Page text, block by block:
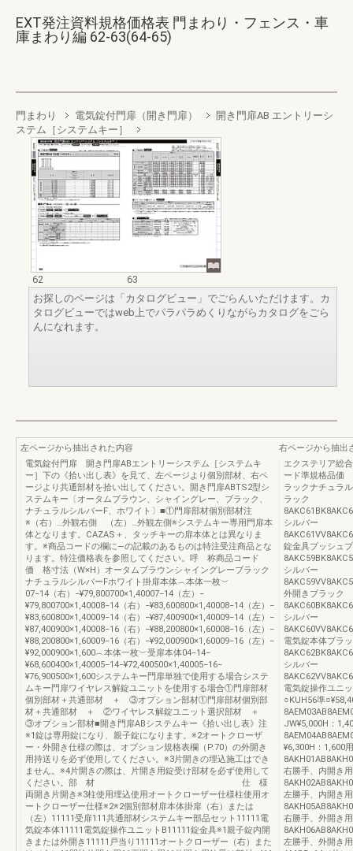
EXT発注資料規格価格表 門まわり・フェンス・車
庫まわり編 62-63(64-65)
門まわり 電気錠付門扉（開き門扉）
開き門扉AB エントリーシ
ステム［システムキー］
62
63
お探しのページは「カタログビュー」でごらんいただけます。カ
タログビューではweb上でパラパラめくりながらカタログをごら
んになれます。
左ページから抽出された内容
電気錠付門扉 開き門扉ABエントリーシステム［システムキ
ー］下の《拾い出し表》を見て、左ページより個別部材、右ペ
ージより共通部材を拾い出してください。開き門扉ABTS2型シ
ステムキー〔オータムブラウン、シャイングレー、ブラック、
ナチュラルシルバーF、ホワイト〕■①門扉部材個別部材注
※（右）…外観右側 （左）…外観左側※システムキー専用門扉本
体となります。CAZAS＋、タッチキーの扉本体とは異なりま
す。※商品コードの欄に―の記載のあるものは特注受注商品とな
ります。特注価格表を参照してください。呼 称商品コード
価 格寸法（W×H）オータムブラウンシャイングレーブラック
ナチュラルシルバーFホワイト掛扉本体︵本体一枚︶
07−14（右）−¥79,800700×1,40007−14（左）−
¥79,800700×1,40008−14（右）−¥83,600800×1,40008−14（左）−
¥83,600800×1,40009−14（右）−¥87,400900×1,40009−14（左）−
¥87,400900×1,40008−16（右）−¥88,200800×1,60008−16（左）−
¥88,200800×1,60009−16（右）−¥92,000900×1,60009−16（左）−
¥92,000900×1,600︵本体一枚︶受扉本体04−14−
¥68,600400×1,40005−14−¥72,400500×1,40005−16−
¥76,900500×1,600システムキー門扉単独で使用する場合システ
ムキー門扉ワイヤレス解錠ユニットを使用する場合①門扉部材
個別部材＋共通部材 ＋ ③オプション部材①門扉部材個別部
材＋共通部材 ＋ ②ワイヤレス解錠ユニット選択部材 ＋
③オプション部材■開き門扉ABシステムキー《拾い出し表》注
※1錠は専用錠になり、親子錠になります。※2オートクローザ
ー・外開き仕様の際は、オプション規格表欄（P.70）の外開き
用持送りを必ず使用してください。※3片開きの埋込施工はでき
ません。※4片開きの際は、片開き用錠受け部材を必ず使用して
ください。部 材 仕 様
両開き片開き※3柱使用埋込使用オートクローザー仕様柱使用オ
ートクローザー仕様※2※2個別部材扉本体掛扉（右）または
（左）11111受扉111共通部材システムキー部品セット11111電
気錠本体11111電気錠操作ユニットB11111錠金具※1親子錠内開
きまたは外開き11111戸当り11111オートクローザー（右）また
右ページから抽出
エクステリア総
ード準規格品価
ラックナチュラ
ラック
シルバー
錠金具プッシュ
シルバー
外開きブラック
シルバー
電気錠本体ブラ
シルバー
電気錠操作ユニ
○KUH56準
JW¥5,000H：
¥6,300H：1,600
右勝手、内開き
左勝手、内開き
右勝手、外開き
左勝手、外開き